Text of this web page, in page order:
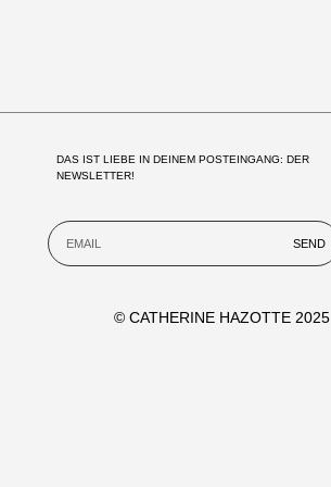
DAS IST LIEBE IN DEINEM POSTEINGANG: DER
NEWSLETTER!
SEND
© CATHERINE HAZOTTE 2025